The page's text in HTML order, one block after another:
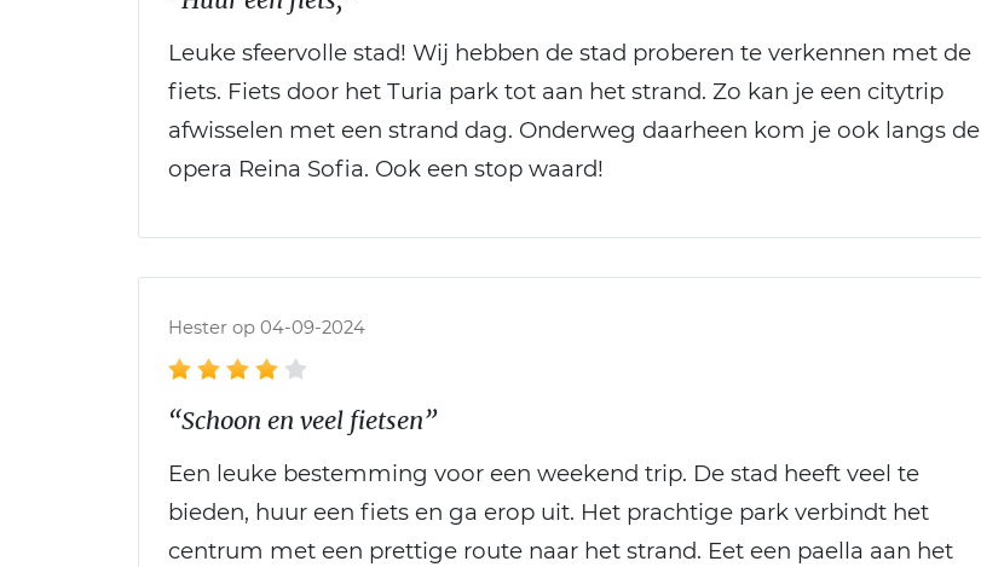
Leuke sfeervolle stad! Wij hebben de stad proberen te verkennen met de
fiets. Fiets door het Turia park tot aan het strand. Zo kan je een citytrip
afwisselen met een strand dag. Onderweg daarheen kom je ook langs de
opera Reina Sofia. Ook een stop waard!
Hester op 04-09-2024
“Schoon en veel fietsen”
Een leuke bestemming voor een weekend trip. De stad heeft veel te
bieden, huur een fiets en ga erop uit. Het prachtige park verbindt het
centrum met een prettige route naar het strand. Eet een paella aan het